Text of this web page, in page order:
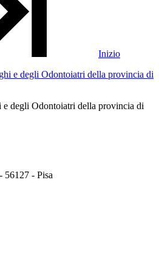
Inizio
degli Odontoiatri della provincia di
56127 - Pisa